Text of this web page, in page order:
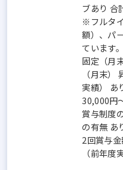
ブあり 合
※フルタ
額）、パ
ています
固定（月
（月末
実績） あ
30,000円
賞与制度
の有無 あ
2回賞与
（前年度